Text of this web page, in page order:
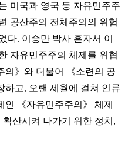
미국과 영국 등 자유민주주
공산주의 전체주의의 위험
다. 이승만 박사 혼자서 이
자유민주주의 체제를 위협
의》와 더불어 《소련의 공
하고, 오랜 세월에 걸쳐 인류
《자유민주주의》 체제
산시켜 나가기 위한 정치,